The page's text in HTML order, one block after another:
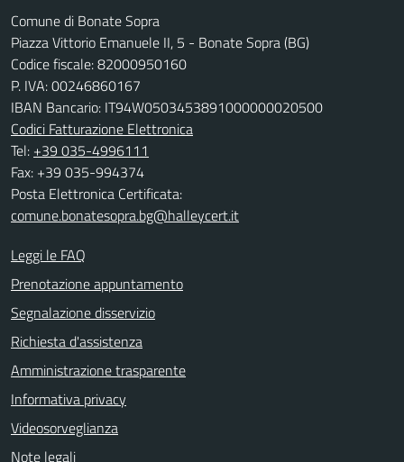
Comune di Bonate Sopra
Piazza Vittorio Emanuele II, 5 - Bonate Sopra (BG)
Codice fiscale: 82000950160
P. IVA: 00246860167
IBAN Bancario: IT94W0503453891000000020500
Codici Fatturazione Elettronica
Tel: +39 035-4996111
Fax: +39 035-994374
Posta Elettronica Certificata:
comune.bonatesopra.bg@halleycert.it
Leggi le FAQ
Prenotazione appuntamento
Segnalazione disservizio
Richiesta d'assistenza
Amministrazione trasparente
Informativa privacy
Videosorveglianza
Note legali